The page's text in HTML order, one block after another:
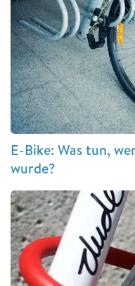
E-Bike: Was tun,
wurde?